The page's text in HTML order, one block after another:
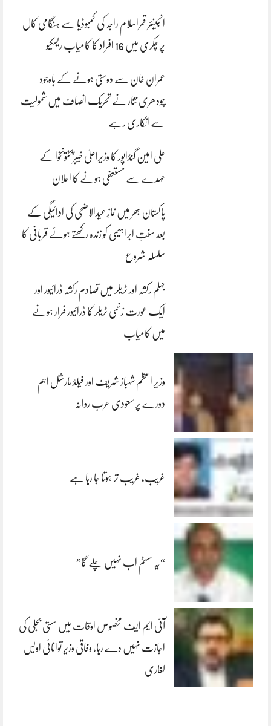
انجینئر قمراسلام راجہ کی کمبوڈیا سے ہنگامی کال
پر چکری میں 16 افراد کا کامیاب ریسکیو
عمران خان سے دوستی ہونے کے باوجود
چودھری نثار نے تحریک انصاف میں شمولیت
سے انکاری رہے
علی امین گنڈاپور کا وزیراعلیٰ خیبرپختونخوا کے
عہدے سے مستعفی ہونے کا اعلان
پاکستان بھر میں نمازِ عیدالاضحی کی ادائیگی کے
بعد سنتِ ابراہیمی کو زندہ رکھتے ہوئے قربانی کا
سلسلہ شروع
جہلم رکشہ اور ٹریلر میں تصادم رکشہ ڈرائیور اور
ایک عورت زخمی ٹریلر کا ڈرائیور فرار ہونے
میں کامیاب
وزیر اعظم شہباز شریف اور فیلڈ مارشل اہم
دورے پر سعودی عرب روانہ
غریب، غریب تر ہوتا جا رہا ہے
“یہ سسٹم اب نہیں چلے گا”
آئی ایم ایف مخصوص اوقات میں سستی بجلی کی
اجازت نہیں دے رہا، وفاقی وزیر توانائی اویس
لغاری